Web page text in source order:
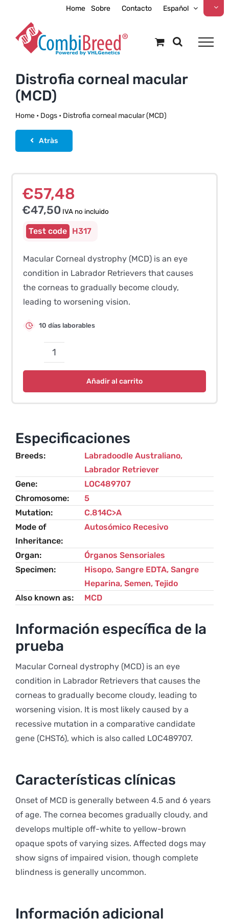
content
Home Sobre Contacto Español
Distrofia corneal macular
(MCD)
Home• Dogs• Distrofia corneal macular (MCD)
Atràs
€57,48
€47,50 IVA no incluido
H317
Macular Corneal dystrophy (MCD) is an eye
condition in Labrador Retrievers that causes
the corneas to gradually become cloudy,
leading to worsening vision.
10 días laborables
Distrofia
corneal
Añadir al carrito
Especificaciones
Breeds Labradoodle Australiano,
Labrador Retriever
Gene
LOC489707
Chromosome
5
Mutation
C.814C>A
Mode of
Inheritance
Autosómico Recesivo
Organ
Órganos Sensoriales
Specimen
Hisopo, Sangre EDTA, Sangre
Heparina, Semen, Tejido
Also known as
MCD
Información específica de la
prueba
Macular Corneal dystrophy (MCD) is an eye
condition in Labrador Retrievers that causes the
corneas to gradually become cloudy, leading to
worsening vision. It is most likely caused by a
recessive mutation in a comparative candidate
gene (CHST6), which is also called LOC489707.
Características clínicas
Onset of MCD is generally between 4.5 and 6 years
of age. The cornea becomes gradually cloudy, and
develops multiple off-white to yellow-brown
opaque spots of varying sizes. Affected dogs may
show signs of impaired vision, though complete
blindness is generally uncommon.
Información adicional